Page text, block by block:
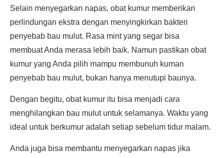
Selain menyegarkan napas, obat kumur memberikan
perlindungan ekstra dengan menyingkirkan bakteri
penyebab bau mulut. Rasa mint yang segar bisa
membuat Anda merasa lebih baik. Namun pastikan obat
kumur yang Anda pilih mampu membunuh kuman
penyebab bau mulut, bukan hanya menutupi baunya.
Dengan begitu, obat kumur itu bisa menjadi cara
menghilangkan bau mulut untuk selamanya. Waktu yang
ideal untuk berkumur adalah setiap sebelum tidur malam.
Anda juga bisa membantu menyegarkan napas jika